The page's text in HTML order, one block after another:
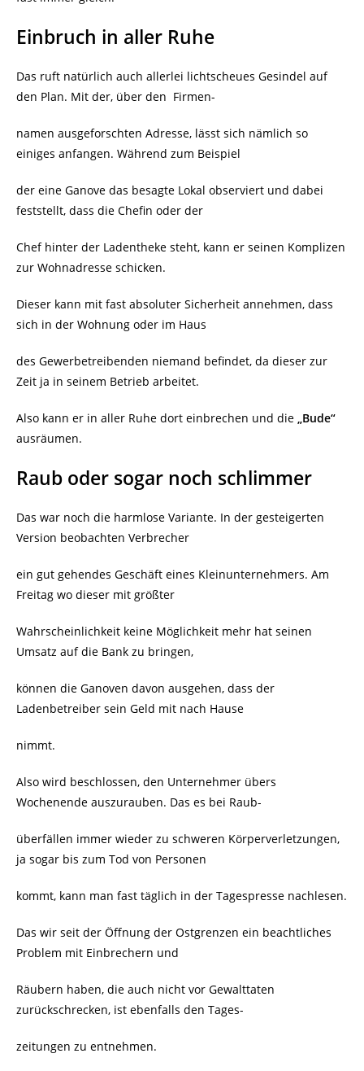
Einbruch in aller Ruhe
Das ruft natürlich auch allerlei lichtscheues Gesindel auf
den Plan. Mit der, über den Firmen-
namen ausgeforschten Adresse, lässt sich nämlich so
einiges anfangen. Während zum Beispiel
der eine Ganove das besagte Lokal observiert und dabei
feststellt, dass die Chefin oder der
Chef hinter der Ladentheke steht, kann er seinen Komplizen
zur Wohnadresse schicken.
Dieser kann mit fast absoluter Sicherheit annehmen, dass
sich in der Wohnung oder im Haus
des Gewerbetreibenden niemand befindet, da dieser zur
Zeit ja in seinem Betrieb arbeitet.
Also kann er in aller Ruhe dort einbrechen und die „Bude“
ausräumen.
Raub oder sogar noch schlimmer
Das war noch die harmlose Variante. In der gesteigerten
Version beobachten Verbrecher
ein gut gehendes Geschäft eines Kleinunternehmers. Am
Freitag wo dieser mit größter
Wahrscheinlichkeit keine Möglichkeit mehr hat seinen
Umsatz auf die Bank zu bringen,
können die Ganoven davon ausgehen, dass der
Ladenbetreiber sein Geld mit nach Hause
nimmt.
Also wird beschlossen, den Unternehmer übers
Wochenende auszurauben. Das es bei Raub-
überfällen immer wieder zu schweren Körperverletzungen,
ja sogar bis zum Tod von Personen
kommt, kann man fast täglich in der Tagespresse nachlesen.
Das wir seit der Öffnung der Ostgrenzen ein beachtliches
Problem mit Einbrechern und
Räubern haben, die auch nicht vor Gewalttaten
zurückschrecken, ist ebenfalls den Tages-
zeitungen zu entnehmen.